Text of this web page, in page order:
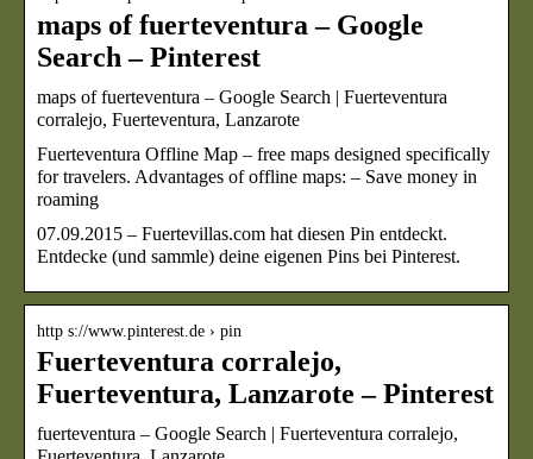
maps of fuerteventura – Google
Search – Pinterest
maps of fuerteventura – Google Search | Fuerteventura
corralejo, Fuerteventura, Lanzarote
Fuerteventura Offline Map – free maps designed specifically
for travelers. Advantages of offline maps: – Save money in
roaming
07.09.2015 – Fuertevillas.com hat diesen Pin entdeckt.
Entdecke (und sammle) deine eigenen Pins bei Pinterest.
http s://www.pinterest.de › pin
Fuerteventura corralejo,
Fuerteventura, Lanzarote – Pinterest
fuerteventura – Google Search | Fuerteventura corralejo,